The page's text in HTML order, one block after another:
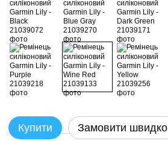
Купити Замовити швидко